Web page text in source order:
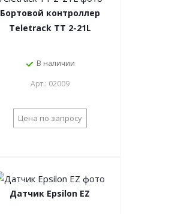
Бортовой контроллер
Teletrack TT 2-21L
В наличии
Арт.: 02009
Цена по запросу
Датчик Epsilon EZ